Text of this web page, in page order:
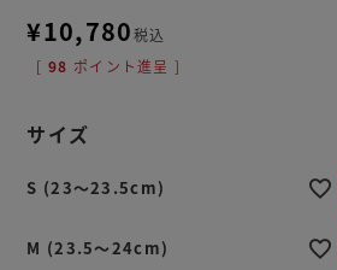
¥10,780税込
[ 98 ポイント進呈 ]
サイズ
S (23～23.5cm)
M (23.5～24cm)